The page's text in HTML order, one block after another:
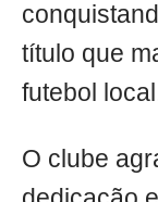
título que
futebol
O clube